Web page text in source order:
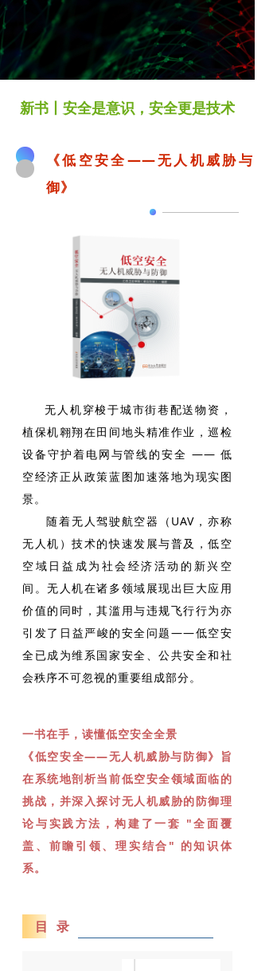
新书丨安全是意识，安全更是技术
《低空安全——无人机威胁与防
御》
无人机穿梭于城市街巷配送物资，
植保机翱翔在田间地头精准作业，巡检
设备守护着电网与管线的安全 —— 低
空经济正从政策蓝图加速落地为现实图
景。
随着无人驾驶航空器（UAV，亦称
无人机）技术的快速发展与普及，低空
空域日益成为社会经济活动的新兴空
间。无人机在诸多领域展现出巨大应用
价值的同时，其滥用与违规飞行行为亦
引发了日益严峻的安全问题——低空安
全已成为维系国家安全、公共安全和社
会秩序不可忽视的重要组成部分。
一书在手，读懂低空安全全景
《低空安全——无人机威胁与防御》旨
在系统地剖析当前低空安全领域面临的
挑战，并深入探讨无人机威胁的防御理
论与实践方法，构建了一套 "全面覆
盖、前瞻引领、理实结合" 的知识体
系。
目 录